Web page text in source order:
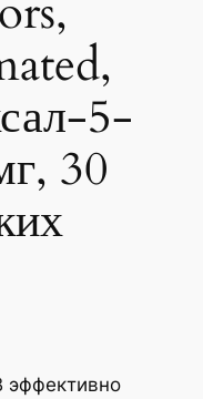
5-
30
эффективно